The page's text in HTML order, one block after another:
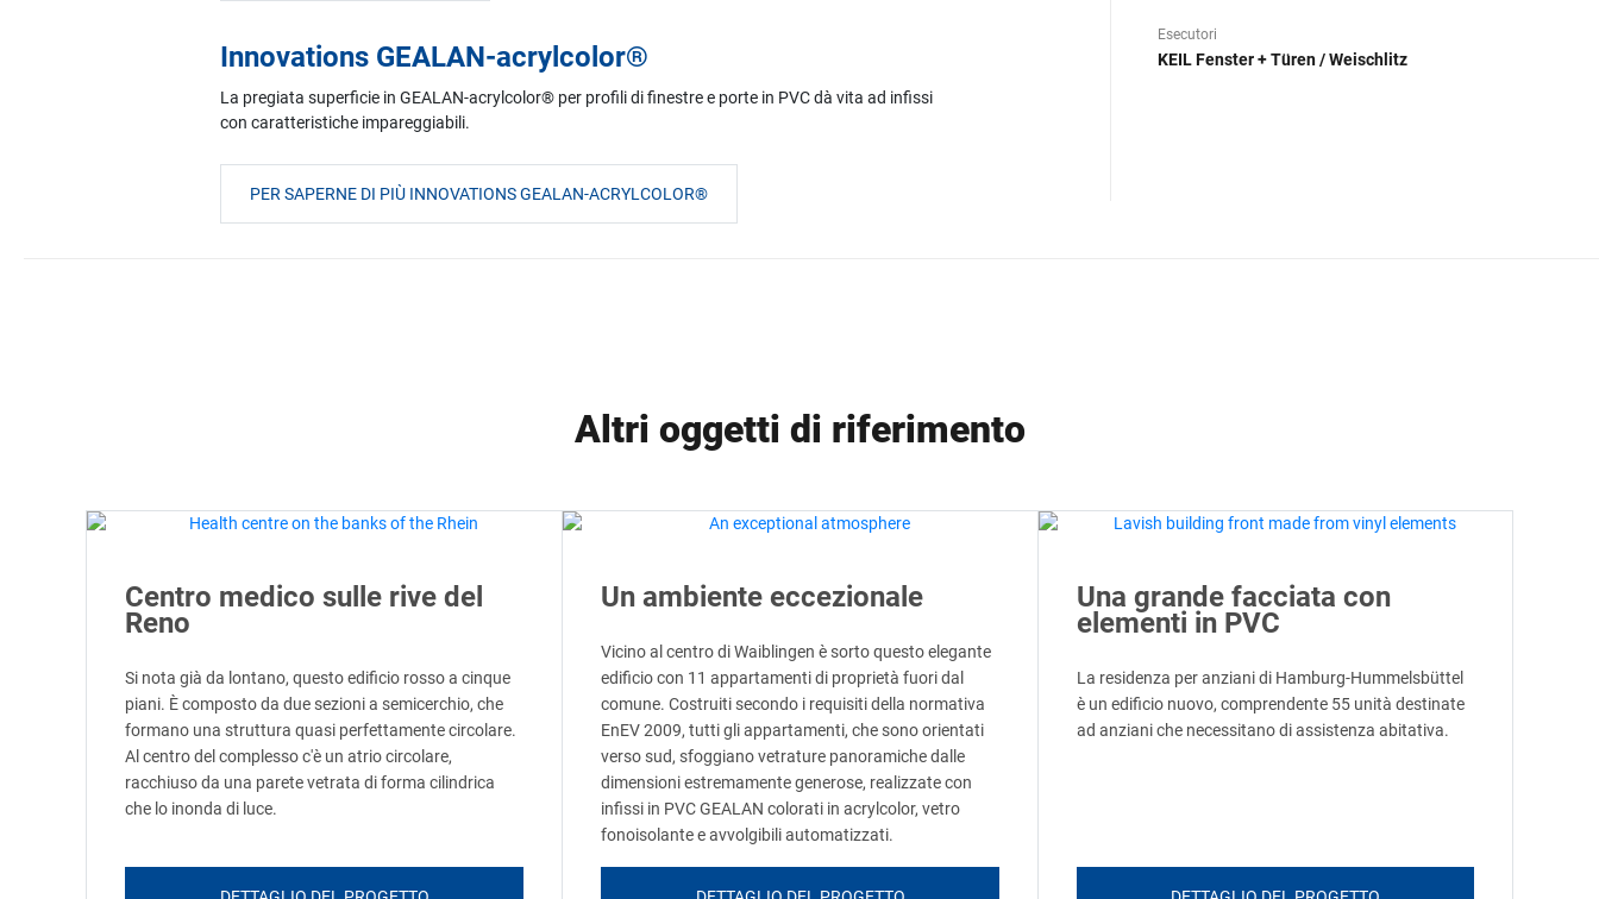
Esecutori
KEIL Fenster + Türen / Weischlitz
Innovations GEALAN-acrylcolor®
La pregiata superficie in GEALAN-acrylcolor® per profili di finestre e porte in PVC dà vita ad infissi
con caratteristiche impareggiabili.
PER SAPERNE DI PIÙ INNOVATIONS GEALAN-ACRYLCOLOR®
Altri oggetti di riferimento
Centro medico sulle rive del
Reno
Si nota già da lontano, questo edificio rosso a cinque
piani. È composto da due sezioni a semicerchio, che
formano una struttura quasi perfettamente circolare.
Al centro del complesso c'è un atrio circolare,
racchiuso da una parete vetrata di forma cilindrica
che lo inonda di luce.
Un ambiente eccezionale
Vicino al centro di Waiblingen è sorto questo elegante
edificio con 11 appartamenti di proprietà fuori dal
comune. Costruiti secondo i requisiti della normativa
EnEV 2009, tutti gli appartamenti, che sono orientati
verso sud, sfoggiano vetrature panoramiche dalle
dimensioni estremamente generose, realizzate con
infissi in PVC GEALAN colorati in acrylcolor, vetro
fonoisolante e avvolgibili automatizzati.
Una grande facciata con
elementi in PVC
La residenza per anziani di Hamburg-Hummelsbüttel
è un edificio nuovo, comprendente 55 unità destinate
ad anziani che necessitano di assistenza abitativa.